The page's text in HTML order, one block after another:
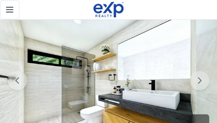
Toggle navigation menu
EXCLUSIVO APARTAMENTO EN VENTA EN LAS